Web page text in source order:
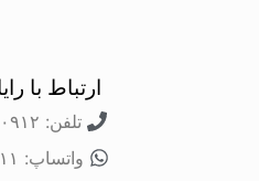
ارتباط با رایان راهبرد
واتساپ: ۰۹۳۳۱۳۸۲۲۱۱